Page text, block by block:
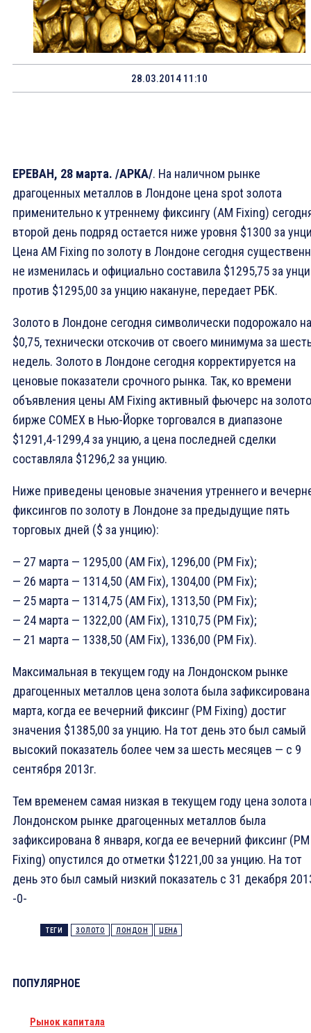
28.03.2014 11:10
ЕРЕВАН, 28 марта. /АРКА/. На наличном рынке
драгоценных металлов в Лондоне цена spot золота
применительно к утреннему фиксингу (AM Fixing)
второй день подряд остается ниже уровня $1300 за
Цена AM Fixing по золоту в Лондоне сегодня
не изменилась и официально составила $1295,75 за
против $1295,00 за унцию накануне, передает РБК.
Золото в Лондоне сегодня символически подорожало на
$0,75, технически отскочив от своего минимума за
недель. Золото в Лондоне сегодня корректируется на
ценовые показатели срочного рынка. Так, ко времени
объявления цены AM Fixing активный фьючерс на
бирже COMEX в Нью-Йорке торговался в диапазоне
$1291,4-1299,4 за унцию, а цена последней сделки
составляла $1296,2 за унцию.
Ниже приведены ценовые значения утреннего и
фиксингов по золоту в Лондоне за предыдущие пять
торговых дней ($ за унцию):
— 27 марта — 1295,00 (AM Fix), 1296,00 (PM Fix);
— 26 марта — 1314,50 (AM Fix), 1304,00 (PM Fix);
— 25 марта — 1314,75 (AM Fix), 1313,50 (PM Fix);
— 24 марта — 1322,00 (AM Fix), 1310,75 (PM Fix);
— 21 марта — 1338,50 (AM Fix), 1336,00 (PM Fix).
Максимальная в текущем году на Лондонском рынке
драгоценных металлов цена золота была
марта, когда ее вечерний фиксинг (PM Fixing) достиг
значения $1385,00 за унцию. На тот день это был самый
высокий показатель более чем за шесть месяцев — с 9
сентября 2013г.
Тем временем самая низкая в текущем году цена золота
Лондонском рынке драгоценных металлов была
зафиксирована 8 января, когда ее вечерний фиксинг (PM
Fixing) опустился до отметки $1221,00 за унцию. На тот
день это был самый низкий показатель с 31 декабря
-0-
ТЕГИ ЗОЛОТО ЛОНДОН ЦЕНА
ПОПУЛЯРНОЕ
Рынок капитала